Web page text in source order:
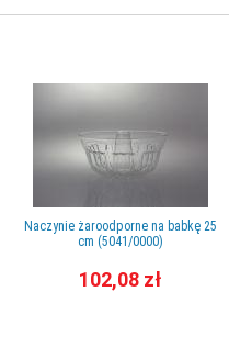
Naczynie żaroodporne na babkę 25
cm (5041/0000)
102,08 zł